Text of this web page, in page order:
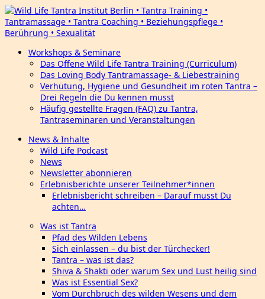
Workshops & Seminare
Das Offene Wild Life Tantra Training (Curriculum)
Das Loving Body Tantramassage- & Liebestraining
Verhütung, Hygiene und Gesundheit im roten Tantra –
Drei Regeln die Du kennen musst
Häufig gestellte Fragen (FAQ) zu Tantra,
Tantraseminaren und Veranstaltungen
News & Inhalte
Wild Life Podcast
News
Newsletter abonnieren
Erlebnisberichte unserer Teilnehmer*innen
Erlebnisbericht schreiben – Darauf musst Du
achten…
Was ist Tantra
Pfad des Wilden Lebens
Sich einlassen – du bist der Türchecker!
Tantra – was ist das?
Shiva & Shakti oder warum Sex und Lust heilig sind
Was ist Essential Sex?
Vom Durchbruch des wilden Wesens und dem